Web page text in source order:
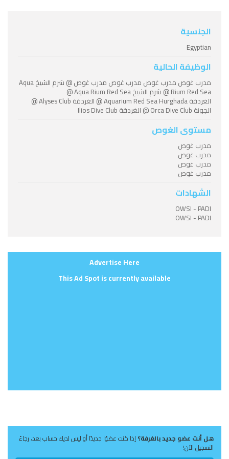
الجنسية
Egyptian
الوظيفة الحالية
مدرب غوص مدرب غوص مدرب غوص مدرب غوص @ شرم الشيخ Aqua
Rium Red Sea @ شرم الشيخ Aqua Rium Red Sea @
الغردقة Aquarium Red Sea Hurghada @ الغردقة Alyses Club @
الجونة Orca Dive Club @ الغردقة Ilios Dive Club
مستوى الغوص
مدرب غوص
مدرب غوص
مدرب غوص
مدرب غوص
الشهادات
OWSI - PADI
OWSI - PADI
Advertise Here
This Ad Spot is currently available
هل أنت عضو جديد بالغرفة؟إذا كنت عضوًا جديدًا أو ليس لديك حساب بعد، رجاءً
التسجيل الآن!